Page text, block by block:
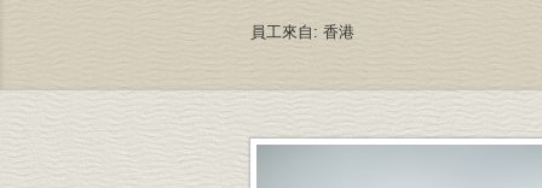
員工來自: 香港